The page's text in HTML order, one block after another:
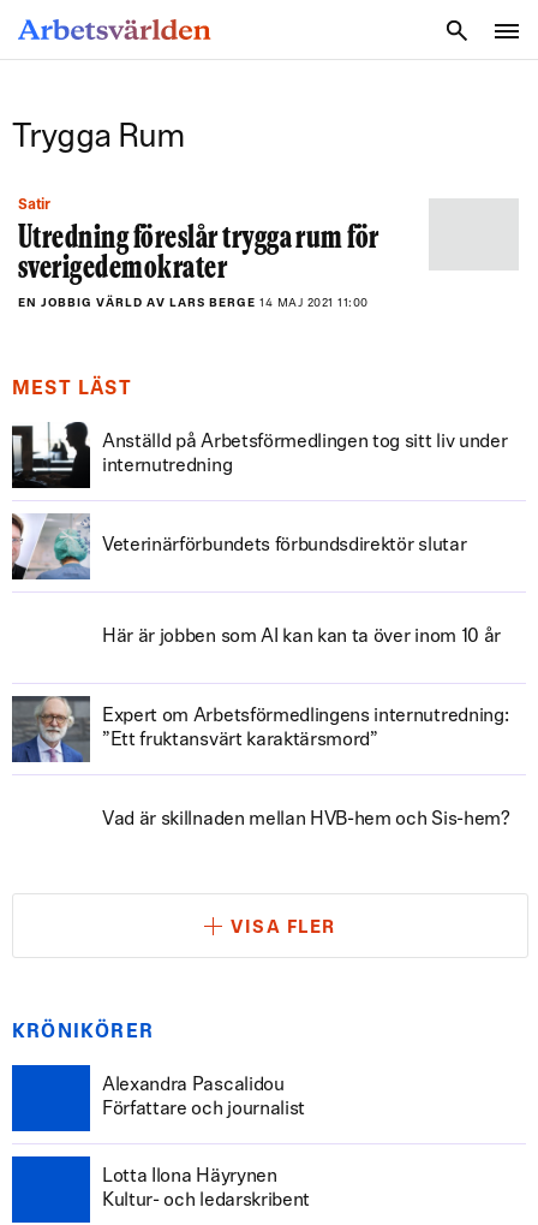
Trygga Rum
Satir
Utredning föreslår trygga rum för
sverigedemokrater
EN JOBBIG VÄRLD AV LARS BERGE 14 MAJ 2021 11:00
MEST LÄST
Anställd på Arbetsförmedlingen tog sitt liv under
internutredning
Veterinärförbundets förbundsdirektör slutar
Här är jobben som AI kan kan ta över inom 10 år
Expert om Arbetsförmedlingens internutredning:
”Ett fruktansvärt karaktärsmord”
Vad är skillnaden mellan HVB-hem och Sis-hem?
VISA FLER
KRÖNIKÖRER
Alexandra Pascalidou
Författare och journalist
Lotta Ilona Häyrynen
Kultur- och ledarskribent